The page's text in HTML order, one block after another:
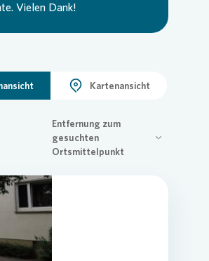
Vielen Dank!
Kartenansicht
Entfernung zum
gesuchten
Ortsmittelpunkt